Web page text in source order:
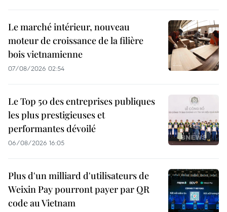
Le marché intérieur, nouveau
moteur de croissance de la filière
bois vietnamienne
07/08/2026 02:54
Le Top 50 des entreprises publiques
les plus prestigieuses et
performantes dévoilé
06/08/2026 16:05
Plus d'un milliard d'utilisateurs de
Weixin Pay pourront payer par QR
code au Vietnam